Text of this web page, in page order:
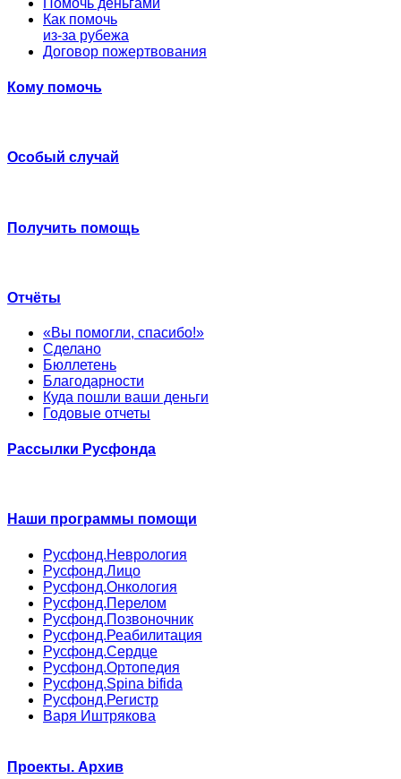
Помочь деньгами
Как помочь
из-за рубежа
Договор пожертвования
Кому помочь
Особый случай
Получить помощь
Отчёты
«Вы помогли, спасибо!»
Сделано
Бюллетень
Благодарности
Куда пошли ваши деньги
Годовые отчеты
Рассылки Русфонда
Наши программы помощи
Русфонд.Неврология
Русфонд.Лицо
Русфонд.Онкология
Русфонд.Перелом
Русфонд.Позвоночник
Русфонд.Реабилитация
Русфонд.Сердце
Русфонд.Ортопедия
Русфонд.Spina bifida
Русфонд.Регистр
Варя Иштрякова
Проекты. Архив